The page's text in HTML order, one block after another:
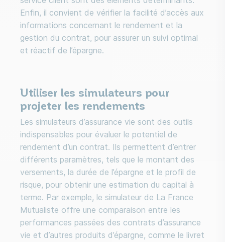
Enfin, il convient de vérifier la facilité d’accès aux
informations concernant le rendement et la
gestion du contrat, pour assurer un suivi optimal
et réactif de l’épargne.
Utiliser les simulateurs pour
projeter les rendements
Les simulateurs d’assurance vie sont des outils
indispensables pour évaluer le potentiel de
rendement d’un contrat. Ils permettent d’entrer
différents paramètres, tels que le montant des
versements, la durée de l’épargne et le profil de
risque, pour obtenir une estimation du capital à
terme. Par exemple, le simulateur de La France
Mutualiste offre une comparaison entre les
performances passées des contrats d’assurance
vie et d’autres produits d’épargne, comme le livret